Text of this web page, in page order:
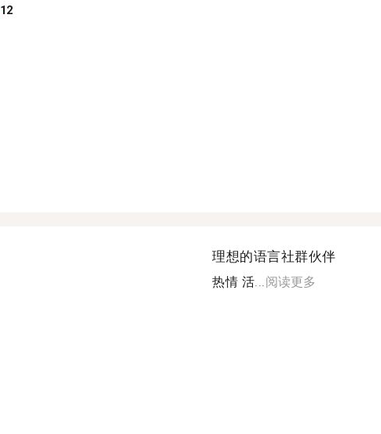
12
理想的语言社群伙伴
热情 活...阅读更多